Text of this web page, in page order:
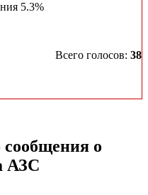
5.3%
Всего голосов: 38
о
АЗС